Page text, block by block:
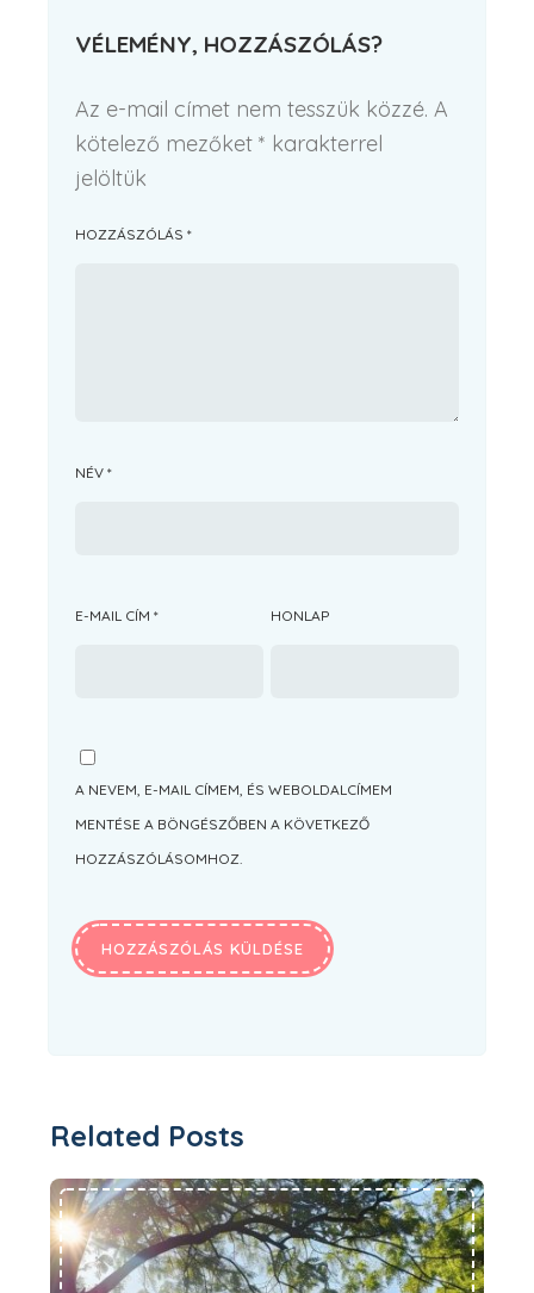
VÉLEMÉNY, HOZZÁSZÓLÁS?
Az e-mail címet nem tesszük közzé. A
kötelező mezőket* karakterrel
jelöltük
HOZZÁSZÓLÁS*
NÉV*
E-MAIL CÍM* HONLAP
A NEVEM, E-MAIL CÍMEM, ÉS WEBOLDALCÍMEM
MENTÉSE A BÖNGÉSZŐBEN A KÖVETKEZŐ
HOZZÁSZÓLÁSOMHOZ.
Related Posts